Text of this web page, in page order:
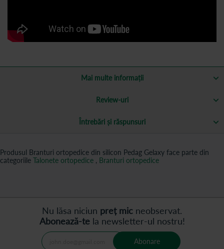
Mai multe informații
Review-uri
Întrebări și răspunsuri
Produsul Branturi ortopedice din silicon Pedag Gelaxy face parte din
categoriile Talonete ortopedice , Branturi ortopedice
Nu lăsa niciun preț mic neobservat.
Abonează-tela newsletter-ul nostru!
Abonare